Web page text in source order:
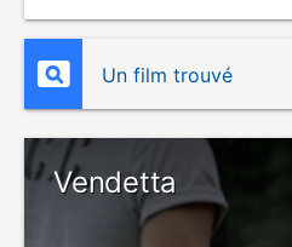
Un film trouvé
Vendetta